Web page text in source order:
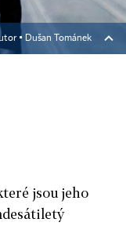
▪ Dušan Tománek
jsou jeho